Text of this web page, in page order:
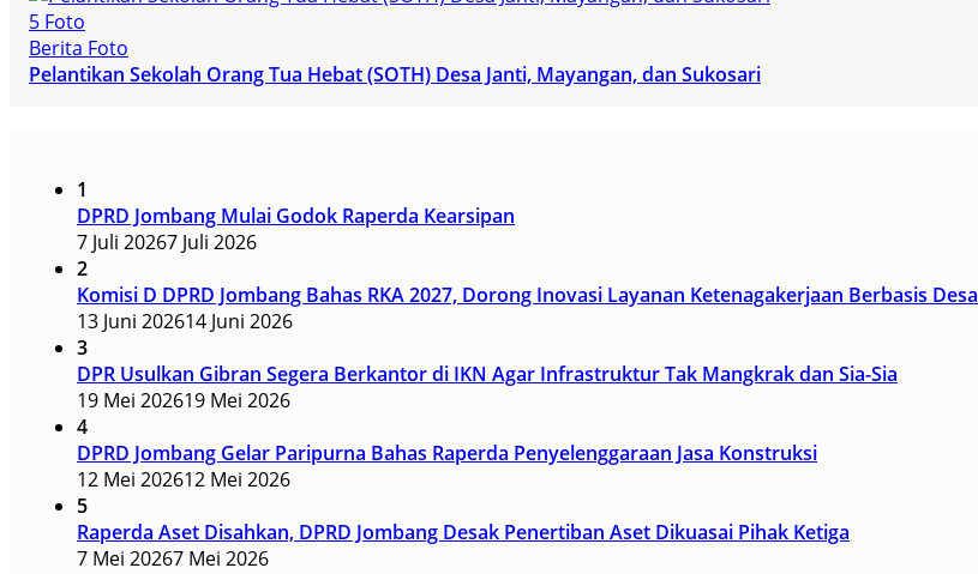
5 Foto
Berita Foto
Pelantikan Sekolah Orang Tua Hebat (SOTH) Desa Janti, Mayangan, dan Sukosari
1
DPRD Jombang Mulai Godok Raperda Kearsipan
7 Juli 20267 Juli 2026
2
Komisi D DPRD Jombang Bahas RKA 2027, Dorong Inovasi Layanan Ketenagakerjaan Berbasis Desa
13 Juni 202614 Juni 2026
3
DPR Usulkan Gibran Segera Berkantor di IKN Agar Infrastruktur Tak Mangkrak dan Sia-Sia
19 Mei 202619 Mei 2026
4
DPRD Jombang Gelar Paripurna Bahas Raperda Penyelenggaraan Jasa Konstruksi
12 Mei 202612 Mei 2026
5
Raperda Aset Disahkan, DPRD Jombang Desak Penertiban Aset Dikuasai Pihak Ketiga
7 Mei 20267 Mei 2026